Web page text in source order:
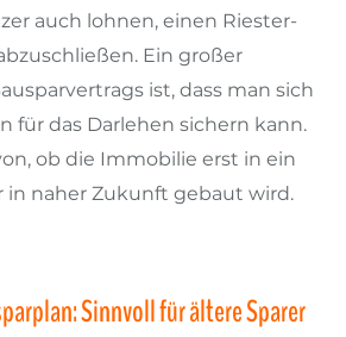
auch lohnen, einen Riester-
Ein großer
ist, dass man sich
für das Darlehen sichern kann.
ob die Immobilie erst in ein
in naher Zukunft gebaut wird.
Sinnvoll für ältere Sparer